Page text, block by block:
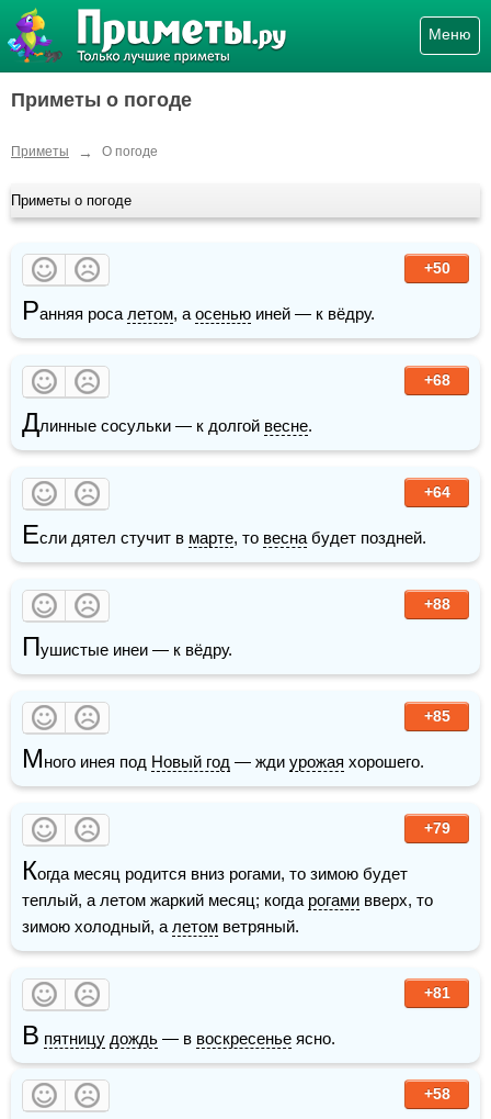
Меню
Приметы о погоде
Приметы → О погоде
Приметы о погоде
+50
Ранняя роса летом, а осенью иней — к вёдру.
+68
Длинные сосульки — к долгой весне.
+64
Если дятел стучит в марте, то весна будет поздней.
+88
Пушистые инеи — к вёдру.
+85
Много инея под Новый год — жди урожая хорошего.
+79
Когда месяц родится вниз рогами, то зимою будет
теплый, а летом жаркий месяц; когда рогами вверх, то
зимою холодный, а летом ветряный.
+81
В пятницу дождь — в воскресенье ясно.
+58